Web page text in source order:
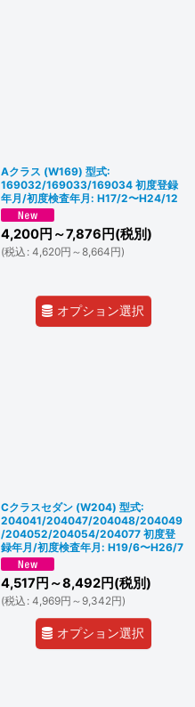
Aクラス (W169) 型式:
169032/169033/169034 初度登録
年月/初度検査年月: H17/2〜H24/12
4,200円 ～7,876 円(税別)
(税込 : 4,620円 ～8,664円)
オプション選択
Cクラスセダン (W204) 型式:
204041/204047/204048/204049
/204052/204054/204077 初度登
録年月/初度検査年月: H19/6〜H26/7
4,517 円 ～8,492円(税別)
(税込 : 4,969円 ～9,342円)
オプション選択